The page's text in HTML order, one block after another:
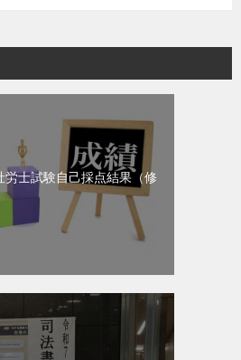
労士試験自己採点結果（修